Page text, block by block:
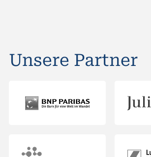
Unsere Partner